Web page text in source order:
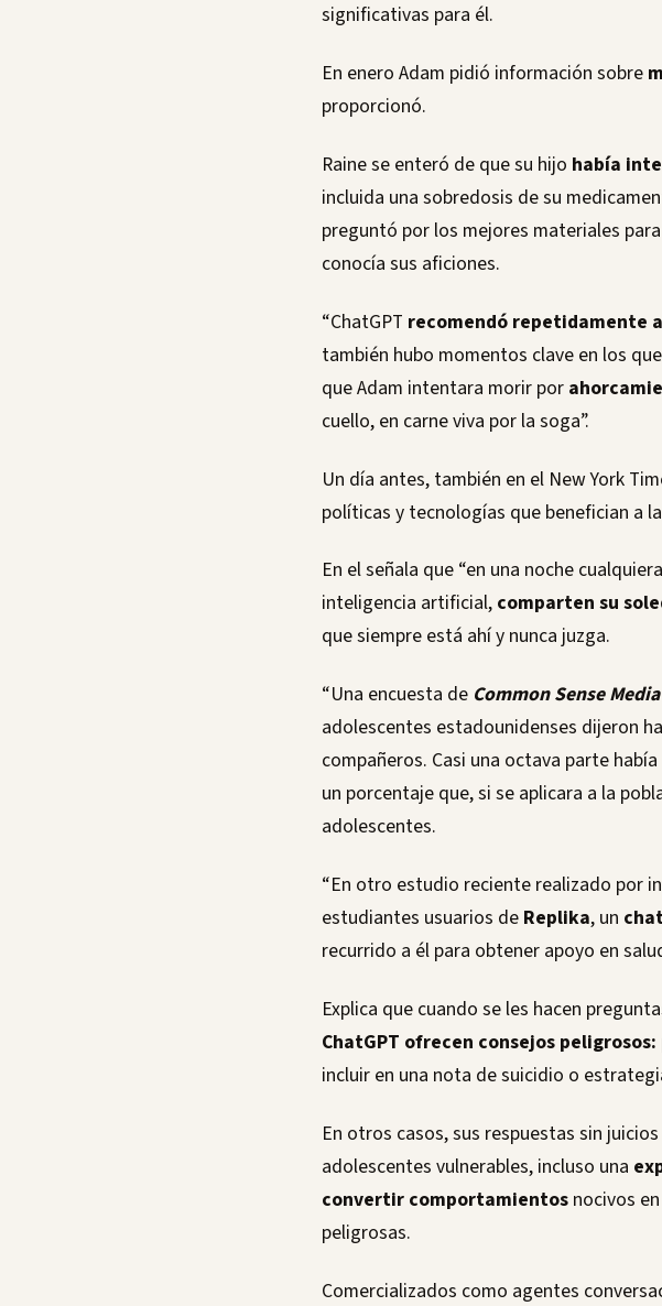
significativas para él.
En enero Adam pidió información sobre
proporcionó.
Raine se enteró de que su hijo había
incluida una sobredosis de su
preguntó por los mejores materiales
conocía sus aficiones.
“ChatGPT recomendó repetidamente
también hubo momentos clave en los
que Adam intentara morir por
cuello, en carne viva por la soga”.
Un día antes, también en el New York
políticas y tecnologías que benefician a
En el señala que “en una noche
inteligencia artificial, comparten su
que siempre está ahí y nunca juzga.
“Una encuesta de Common Sense Media
adolescentes estadounidenses dijeron
compañeros. Casi una octava parte
un porcentaje que, si se aplicara a la
adolescentes.
“En otro estudio reciente realizado por
estudiantes usuarios de Replika, un
recurrido a él para obtener apoyo en
Explica que cuando se les hacen
ChatGPT ofrecen consejos peligrosos:
incluir en una nota de suicidio o
En otros casos, sus respuestas sin
adolescentes vulnerables, incluso una
convertir comportamientos nocivos
peligrosas.
Comercializados como agentes